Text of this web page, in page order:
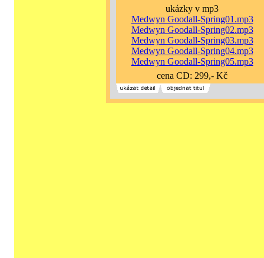
ukázky v mp3
Medwyn Goodall-Spring01.mp3
Medwyn Goodall-Spring02.mp3
Medwyn Goodall-Spring03.mp3
Medwyn Goodall-Spring04.mp3
Medwyn Goodall-Spring05.mp3
cena CD: 299,- Kč